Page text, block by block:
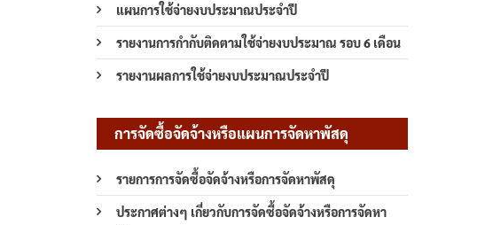
แผนการใช้จ่ายงบประมาณประจำปี
รายงานการกำกับติดตามใช้จ่ายงบประมาณ รอบ 6 เดือน
รายงานผลการใช้จ่ายงบประมาณประจำปี
การจัดซื้อจัดจ้างหรือแผนการจัดหาพัสดุ
รายการการจัดซื้อจัดจ้างหรือการจัดหาพัสดุ
ประกาศต่างๆ เกี่ยวกับการจัดซื้อจัดจ้างหรือการจัดหา